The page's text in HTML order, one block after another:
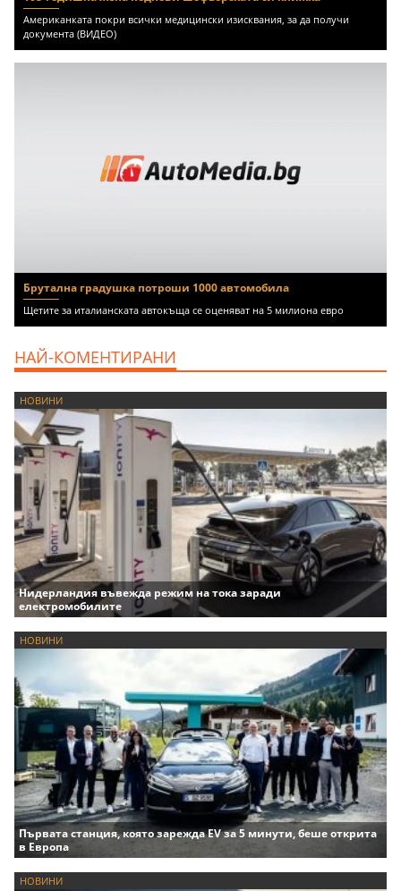
Американката покри всички медицински изисквания, за да получи
документа (ВИДЕО)
Брутална градушка потроши 1000 автомобила
Щетите за италианската автокъща се оценяват на 5 милиона евро
НАЙ-КОМЕНТИРАНИ
НОВИНИ
Нидерландия въвежда режим на тока заради
електромобилите
НОВИНИ
Първата станция, която зарежда EV за 5 минути, беше открита
в Европа
НОВИНИ